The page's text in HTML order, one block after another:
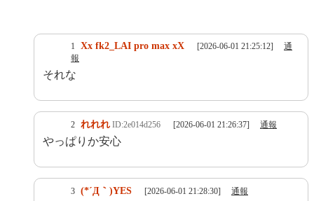
1 Xx fk2_LAI pro max xX [2026-06-01 21:25:12]
通
報
それな
2 れれれ ID:2e014d256 [2026-06-01 21:26:37] 通報
やっぱりか安心
3 (*´Д｀)YES [2026-06-01 21:28:30] 通報